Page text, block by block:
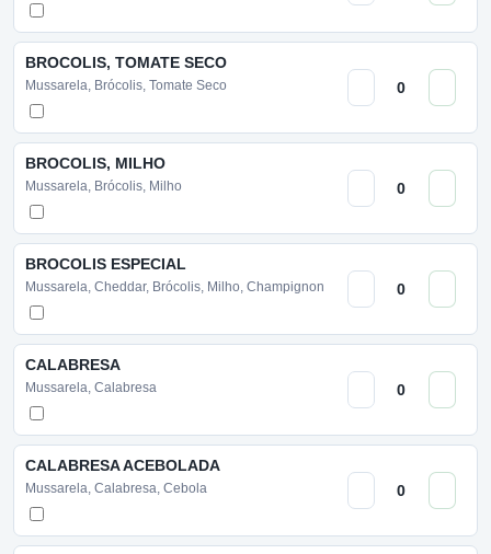
BROCOLIS, TOMATE SECO
Mussarela, Brócolis, Tomate Seco
BROCOLIS, MILHO
Mussarela, Brócolis, Milho
BROCOLIS ESPECIAL
Mussarela, Cheddar, Brócolis, Milho, Champignon
CALABRESA
Mussarela, Calabresa
CALABRESA ACEBOLADA
Mussarela, Calabresa, Cebola